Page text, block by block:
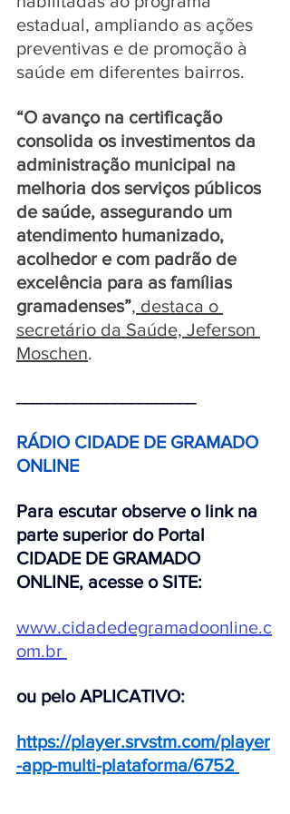
estadual, ampliando as ações
preventivas e de promoção à
saúde em diferentes bairros.
“O avanço na certificação
consolida os investimentos da
administração municipal na
melhoria dos serviços públicos
de saúde, assegurando um
atendimento humanizado,
acolhedor e com padrão de
excelência para as famílias
gramadenses”, destaca o
secretário da Saúde, Jeferson
Moschen.
RÁDIO CIDADE DE GRAMADO
ONLINE
Para escutar observe o link na
parte superior do Portal
CIDADE DE GRAMADO
ONLINE, acesse o SITE:
www.cidadedegramadoonline.c
om.br
ou pelo APLICATIVO:
https://player.srvstm.com/player
-app-multi-plataforma/6752